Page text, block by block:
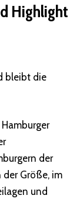
Highlight
bleibt die
der
der Größe, im
und